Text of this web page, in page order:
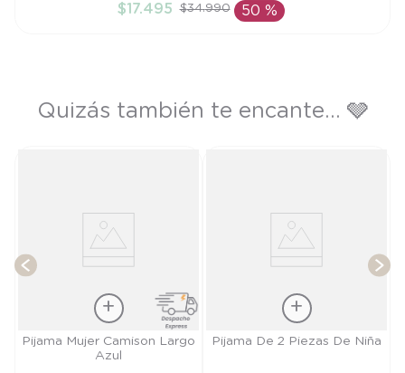
AÑADIR AL CARRITO
$17.495 $34.990 50 %
Quizás también te encante... 🩶
Talla
Pijama Mujer Camison Largo
Azul
Talla
Pijama De 2 Piezas De Niña